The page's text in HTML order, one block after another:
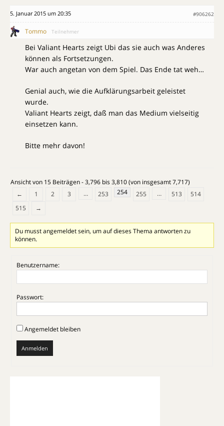
5. Januar 2015 um 20:35 #906262
Tommo Teilnehmer
Bei Valiant Hearts zeigt Ubi das sie auch was Anderes
können als Fortsetzungen.
War auch angetan von dem Spiel. Das Ende tat weh…
Genial auch, wie die Aufklärungsarbeit geleistet
wurde.
Valiant Hearts zeigt, daß man das Medium vielseitig
einsetzen kann.
Bitte mehr davon!
Ansicht von 15 Beiträgen - 3,796 bis 3,810 (von insgesamt 7,717)
←
1 2 3 … 253 254 255 … 513
514
515
→
Du musst angemeldet sein, um auf dieses Thema antworten zu
können.
Benutzername:
Passwort:
Angemeldet bleiben
Anmelden